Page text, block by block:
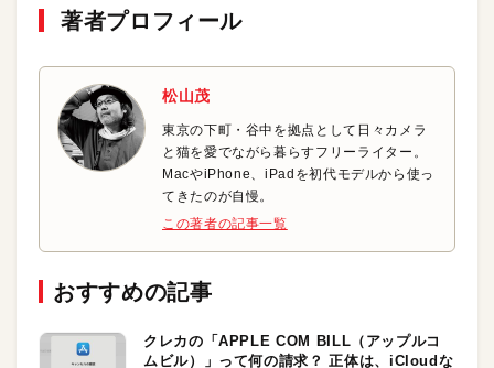
著者プロフィール
松山茂
東京の下町・谷中を拠点として日々カメラ
と猫を愛でながら暮らすフリーライター。
MacやiPhone、iPadを初代モデルから使っ
てきたのが自慢。
この著者の記事一覧
おすすめの記事
クレカの「APPLE COM BILL（アップルコ
ムビル）」って何の請求？ 正体は、iCloudな